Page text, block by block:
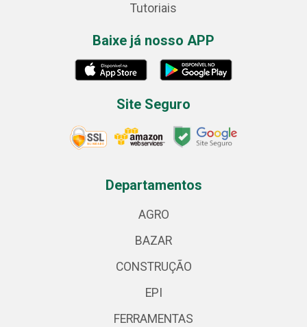
Tutoriais
Baixe já nosso APP
Site Seguro
Departamentos
AGRO
BAZAR
CONSTRUÇÃO
EPI
FERRAMENTAS